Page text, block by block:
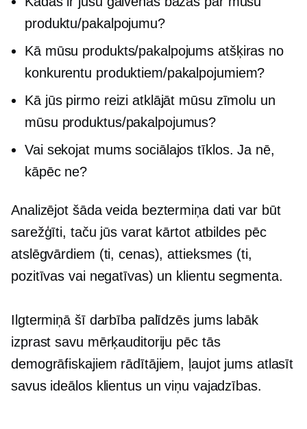
produktu/pakalpojumu?
Kā mūsu produkts/pakalpojums atšķiras no
konkurentu produktiem/pakalpojumiem?
Kā jūs pirmo reizi atklājāt mūsu zīmolu un
mūsu produktus/pakalpojumus?
Vai sekojat mums sociālajos tīklos. Ja nē,
kāpēc ne?
Analizējot šāda veida beztermiņadati var būt
sarežģīti, taču jūs varat kārtot atbildes pēc
atslēgvārdiem (ti, cenas), attieksmes (ti,
pozitīvas vai negatīvas) un klientu segmenta.
Ilgtermiņā šī darbība palīdzēs jums labāk
izprast savu mērķauditoriju pēc tās
demogrāfiskajiem rādītājiem, ļaujot jums atlasīt
savus ideālos klientus un viņu vajadzības.